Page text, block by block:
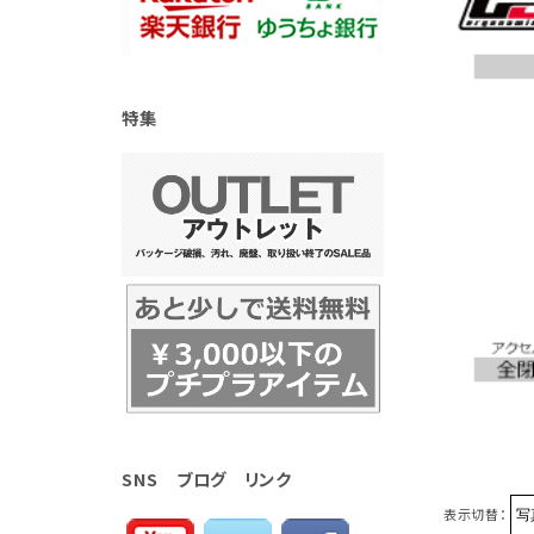
表示切替：
特集
SNS ブログ リンク